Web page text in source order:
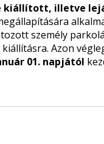
kiállított, illetve
személy
Azon
01. napjától